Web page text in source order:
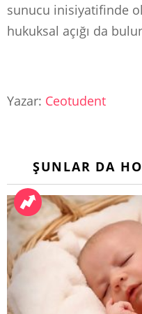
sunucu inisiyatifinde
hukuksal açığı da
Yazar: Ceotudent
ŞUNLAR DA